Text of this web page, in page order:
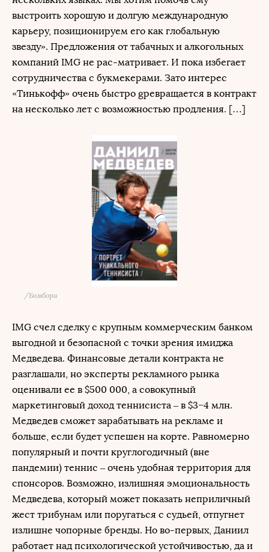
выстроить хорошую и долгую международную
карьеру, позиционируем его как глобальную
звезду». Предложения от табачных и алкогольных
компаний IMG не рас-матривает. И пока избегает
сотрудничества с букмекерами. Зато интерес
«Тинькофф» очень быстро gревращается в контракт
на несколько лет с возможностью продления. […]
/Бомбора
IMG счел сделку с крупным коммерческим банком
выгодной и безопасной с точки зрения имиджа
Медведева. Финансовые детали контракта не
разглашали, но эксперты рекламного рынка
оценивали ее в $500 000, а совокупный
маркетинговый доход теннисиста – в $3−4 млн.
Медведев сможет зарабатывать на рекламе и
больше, если будет успешен на корте. Равномерно
популярный и почти круглогодичный (вне
пандемии) теннис – очень удобная территория для
спонсоров. Возможно, излишняя эмоциональность
Медведева, который может показать неприличный
жест трибунам или поругаться с судьей, отпугнет
излишне чопорные бренды. Но во-первых, Даниил
работает над психологической устойчивостью, да и